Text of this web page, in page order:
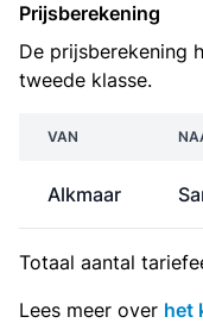
Prijsberekening
De prijsberekening
tweede klasse.
VAN
Alkmaar
Totaal aantal
Lees meer over het